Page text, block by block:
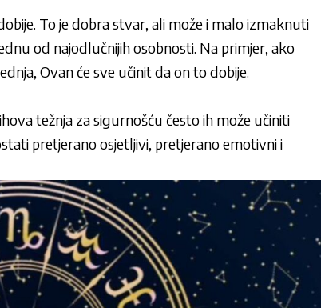
To je dobra stvar, ali može i malo izmaknuti
od najodlučnijih osobnosti. Na primjer, ako
Ovan će sve učinit da on to dobije.
težnja za sigurnošću često ih može učiniti
pretjerano osjetljivi, pretjerano emotivni i